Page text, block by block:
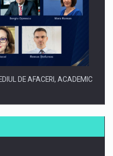
DE AFACERI, ACADEMIC